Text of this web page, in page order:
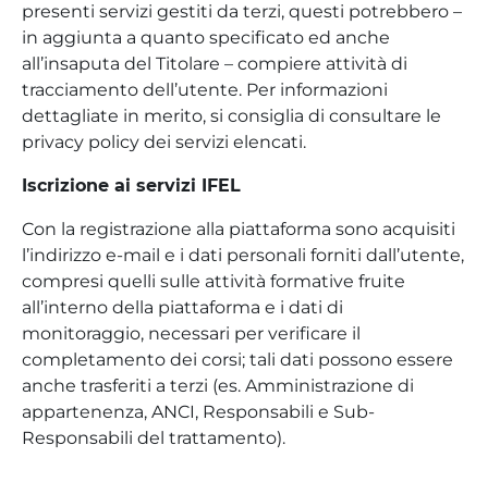
presenti servizi gestiti da terzi, questi potrebbero –
in aggiunta a quanto specificato ed anche
all’insaputa del Titolare – compiere attività di
tracciamento dell’utente. Per informazioni
dettagliate in merito, si consiglia di consultare le
privacy policy dei servizi elencati.
Iscrizione ai servizi IFEL
Con la registrazione alla piattaforma sono acquisiti
l’indirizzo e-mail e i dati personali forniti dall’utente,
compresi quelli sulle attività formative fruite
all’interno della piattaforma e i dati di
monitoraggio, necessari per verificare il
completamento dei corsi; tali dati possono essere
anche trasferiti a terzi (es. Amministrazione di
appartenenza, ANCI, Responsabili e Sub-
Responsabili del trattamento).